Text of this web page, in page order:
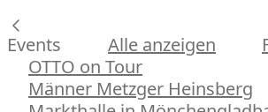
Events Alle anzeigen
OTTO on Tour
Männer Metzger Heinsberg